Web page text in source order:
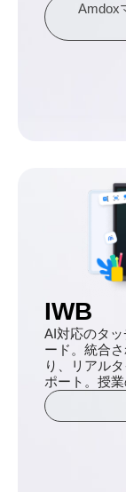
Amdox
IWB
AI対応のタ
ード。統合
り、リアル
ポート。授